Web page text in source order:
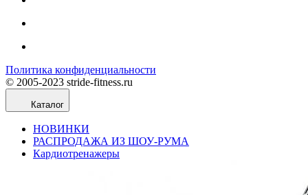
Политика конфиденциальности
© 2005-2023 stride-fitness.ru
Каталог
НОВИНКИ
РАСПРОДАЖА ИЗ ШОУ-РУМА
Кардиотренажеры